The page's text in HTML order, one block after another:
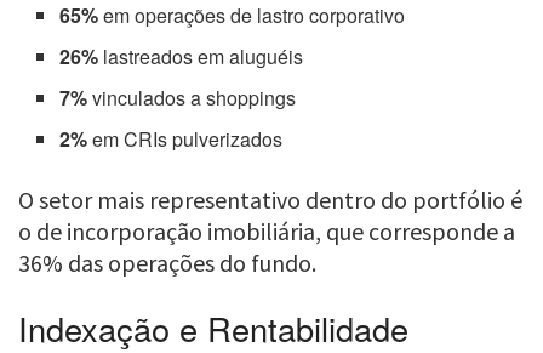
65%em operações de lastro corporativo
26% lastreados em aluguéis
7%vinculados a shoppings
2%em CRIs pulverizados
O setor mais representativo dentro do portfólio é
o de incorporação imobiliária, que corresponde a
36% das operações do fundo.
Indexação e Rentabilidade